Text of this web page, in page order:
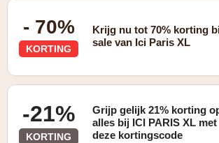
- 70%
KORTING
Krijg nu tot 70% korting
sale van Ici Paris XL
-21%
KORTING
Grijp gelijk 21% korting
alles bij ICI PARIS XL met
deze kortingscode